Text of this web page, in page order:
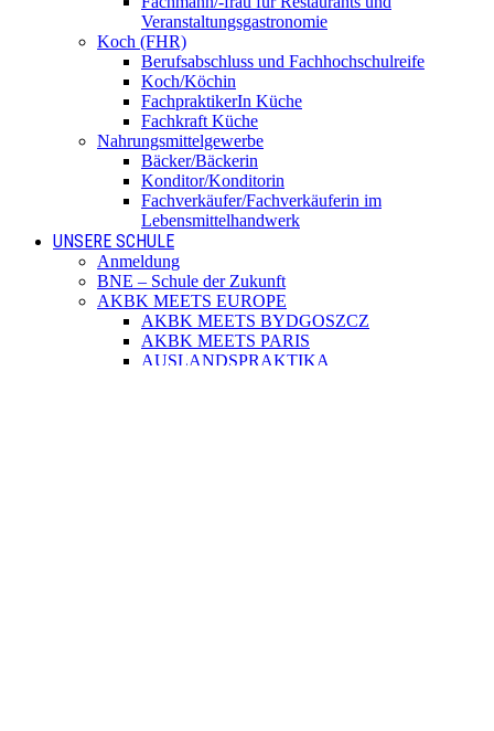
Veranstaltungsgastronomie
Koch (FHR)
Berufsabschluss und Fachhochschulreife
Koch/Köchin
FachpraktikerIn Küche
Fachkraft Küche
Nahrungsmittelgewerbe
Bäcker/Bäckerin
Konditor/Konditorin
Fachverkäufer/Fachverkäuferin im
Lebensmittelhandwerk
UNSERE SCHULE
Anmeldung
BNE – Schule der Zukunft
AKBK MEETS EUROPE
AKBK MEETS BYDGOSZCZ
AKBK MEETS PARIS
AUSLANDSPRAKTIKA